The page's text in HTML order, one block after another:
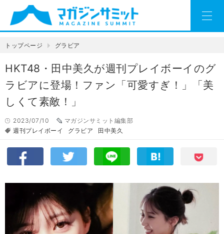
トップページ グラビア
HKT48・田中美久が週刊プレイボーイのグ
ラビアに登場！ファン「可愛すぎ！」「美
しくて素敵！」
2023/07/10
マガジンサミット編集部
週刊プレイボーイ
グラビア 田中美久